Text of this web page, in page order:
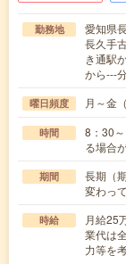
勤務地
愛知県
長久手
き通駅
から---
曜日頻度 月～金
時間
8：30
る場合
期間
長期（
変わっ
時給
月給25
業代は
力等を